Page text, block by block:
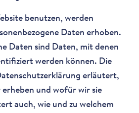
benutzen, werden
Daten erhoben.
Daten sind Daten, mit denen
werden können. Die
erläutert,
und wofür wir sie
auch, wie und zu welchem